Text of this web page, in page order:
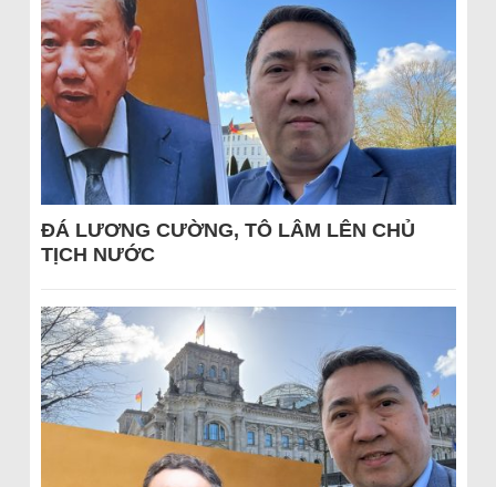
ĐÁ LƯƠNG CƯỜNG, TÔ LÂM LÊN CHỦ
TỊCH NƯỚC